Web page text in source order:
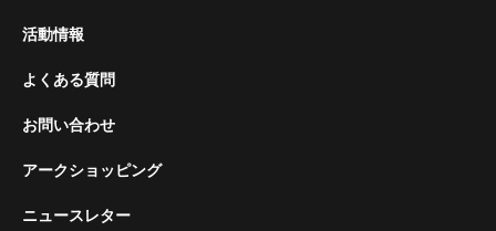
活動情報
よくある質問
お問い合わせ
アークショッピング
ニュースレター